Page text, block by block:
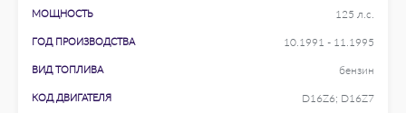
МОЩНОСТЬ 125 л.с.
ГОД ПРОИЗВОДСТВА 10.1991 - 11.1995
ВИД ТОПЛИВА бензин
КОД ДВИГАТЕЛЯ D16Z6; D16Z7